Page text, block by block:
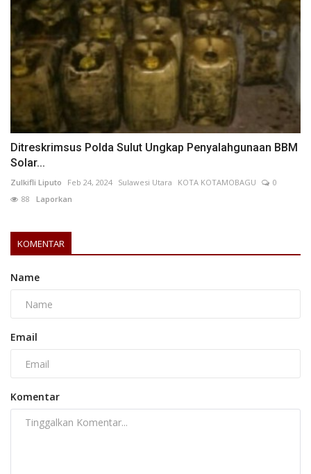
Ditreskrimsus Polda Sulut Ungkap Penyalahgunaan BBM
Solar...
Zulkifli Liputo Feb 24, 2024 Sulawesi Utara KOTA KOTAMOBAGU
0
88 Laporkan
KOMENTAR
Name
Email
Komentar